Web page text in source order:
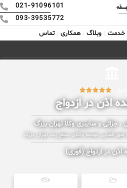
021-91096101
093-39535772
خدمت وبلاگ همکاری
تماس





اذن در ازدواج
جزائی و سایبری وکلا تهران بزرگ
امور قضایی توسط وکلای سطح یک تهران بزرگ
اذن در ازدواج (فوری)